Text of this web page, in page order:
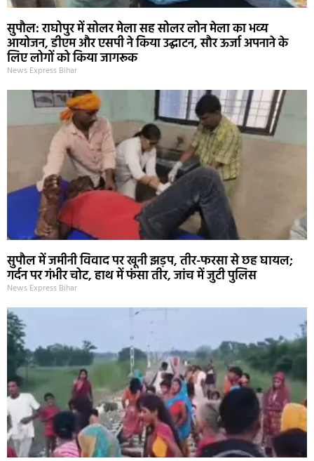
सुपौल: राघोपुर में सोलर मेला सह सोलर लोन मेला का भव्य
आयोजन, डीएम और एसपी ने किया उद्घाटन, सौर ऊर्जा अपनाने के
लिए लोगों को किया जागरूक
News Express Bihar
सुपौल में जमीनी विवाद पर खूनी झड़प, तीर-फरसा से छह घायल;
गर्दन पर गंभीर चोट, हाथ में फंसा तीर, जांच में जुटी पुलिस
News Express Bihar